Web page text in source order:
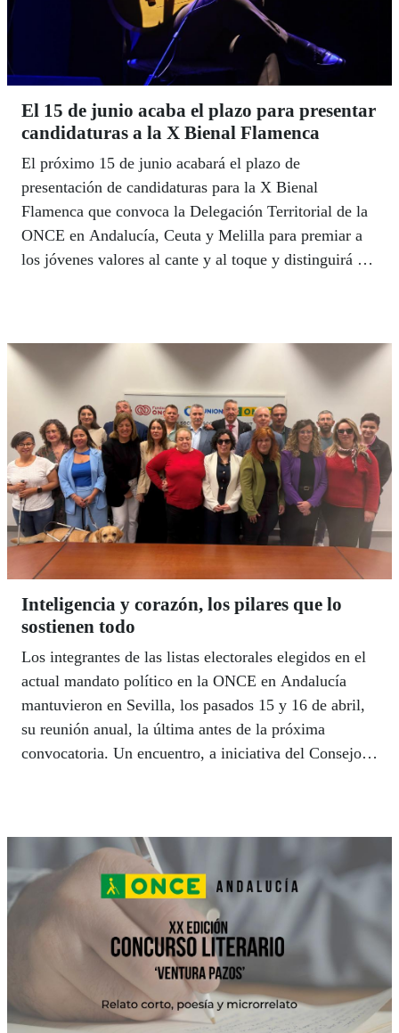
El 15 de junio acaba el plazo para presentar
candidaturas a la X Bienal Flamenca
El próximo 15 de junio acabará el plazo de
presentación de candidaturas para la X Bienal
Flamenca que convoca la Delegación Territorial de la
ONCE en Andalucía, Ceuta y Melilla para premiar a
los jóvenes valores al cante y al toque y distinguirá a
Inteligencia y corazón, los pilares que lo
sostienen todo
Los integrantes de las listas electorales elegidos en el
actual mandato político en la ONCE en Andalucía
mantuvieron en Sevilla, los pasados 15 y 16 de abril,
su reunión anual, la última antes de la próxima
convocatoria. Un encuentro, a iniciativa del Consejo
esenciales: la inteligencia y el corazón.